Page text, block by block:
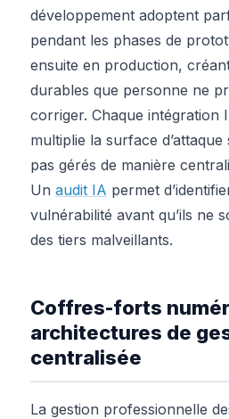
développement adoptent
pendant les phases de
ensuite en production,
durables que personne ne
corriger. Chaque intégration
multiplie la surface
pas gérés de manière
Un audit IA permet
vulnérabilité avant qu’ils ne
des tiers malveillants.
Coffres-forts
architectures de
centralisée
La gestion professionnelle